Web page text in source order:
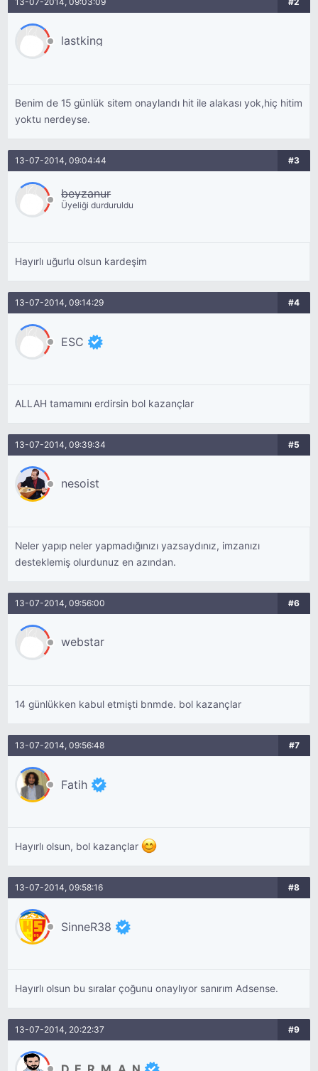
lastking
Benim de 15 günlük sitem onaylandı hit ile alakası yok,hiç hitim
yoktu nerdeyse.
13-07-2014, 09:04:44 #3
beyzanur
Üyeliği durduruldu
Hayırlı uğurlu olsun kardeşim
13-07-2014, 09:14:29 #4
ESC
ALLAH tamamını erdirsin bol kazançlar
13-07-2014, 09:39:34 #5
nesoist
Neler yapıp neler yapmadığınızı yazsaydınız, imzanızı
desteklemiş olurdunuz en azından.
13-07-2014, 09:56:00 #6
webstar
14 günlükken kabul etmişti bnmde. bol kazançlar
13-07-2014, 09:56:48 #7
Fatih
Hayırlı olsun, bol kazançlar
13-07-2014, 09:58:16 #8
SinneR38
Hayırlı olsun bu sıralar çoğunu onaylıyor sanırım Adsense.
13-07-2014, 20:22:37 #9